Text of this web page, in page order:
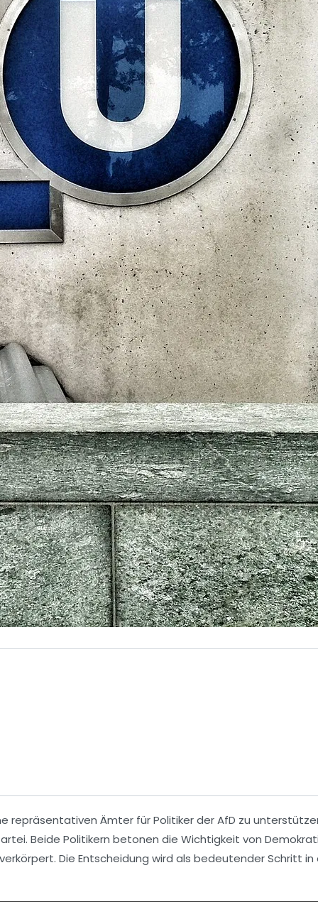
repräsentativen Ämter für Politiker derAfD zu
Beide Politikern betonen die Wichtigkeit von
Die Entscheidung wird als bedeutender Schritt in